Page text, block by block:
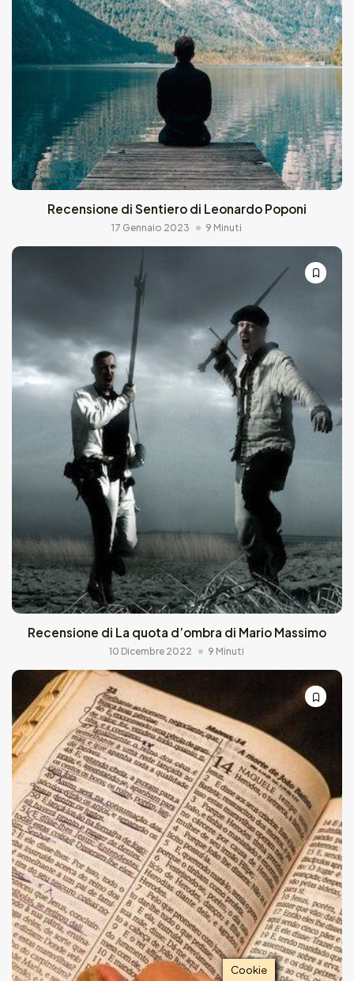
Recensione di Sentiero di Leonardo Poponi
17 Gennaio 2023 9 Minuti
Recensione di La quota d’ombra di Mario Massimo
10 Dicembre 2022 9 Minuti
Cookie